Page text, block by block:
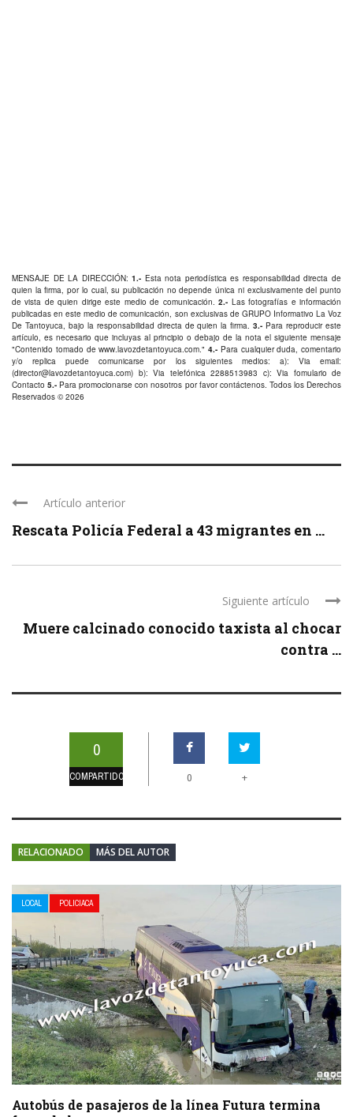
MENSAJE DE LA DIRECCIÓN:1.- Esta nota periodística es responsabilidad directa de
quien la firma, por lo cual, su publicación no depende única ni exclusivamente del punto
de vista de quien dirige este medio de comunicación.2.- Las fotografías e información
publicadas en este medio de comunicación, son exclusivas de GRUPO Informativo La Voz
De Tantoyuca, bajo la responsabilidad directa de quien la firma.3.- Para reproducir este
artículo, es necesario que incluyas al principio o debajo de la nota el siguiente mensaje
"Contenido tomado dewww.lavozdetantoyuca.com." 4.- Para cualquier duda, comentario
y/o replica puede comunicarse por los siguientes medios: a): Via email:
(director@lavozdetantoyuca.com) b): Via telefónica 2288513983 c): Via fomulario de
Contacto 5.- Para promocionarse con nosotros por favorcontáctenos. Todos los Derechos
Reservados © 2026
Artículo anterior
Rescata Policía Federal a 43 migrantes en ...
Siguiente artículo
Muere calcinado conocido taxista al chocar
contra ...
0
COMPARTIDOS 0 +
RELACIONADO MÁS DEL AUTOR
LOCAL POLICIACA
Autobús de pasajeros de la línea Futura termina